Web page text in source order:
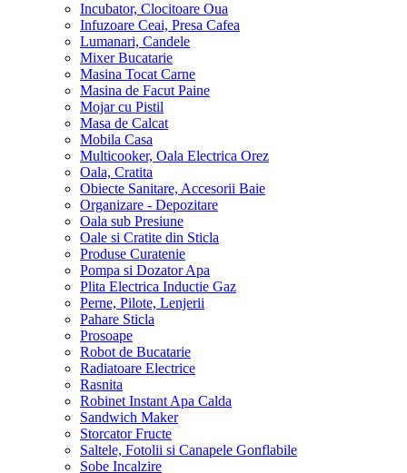
Incubator, Clocitoare Oua
Infuzoare Ceai, Presa Cafea
Lumanari, Candele
Mixer Bucatarie
Masina Tocat Carne
Masina de Facut Paine
Mojar cu Pistil
Masa de Calcat
Mobila Casa
Multicooker, Oala Electrica Orez
Oala, Cratita
Obiecte Sanitare, Accesorii Baie
Organizare - Depozitare
Oala sub Presiune
Oale si Cratite din Sticla
Produse Curatenie
Pompa si Dozator Apa
Plita Electrica Inductie Gaz
Perne, Pilote, Lenjerii
Pahare Sticla
Prosoape
Robot de Bucatarie
Radiatoare Electrice
Rasnita
Robinet Instant Apa Calda
Sandwich Maker
Storcator Fructe
Saltele, Fotolii si Canapele Gonflabile
Sobe Incalzire